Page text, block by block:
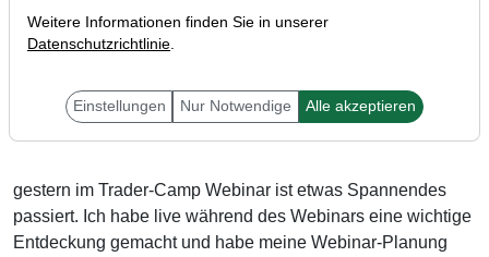
gestern im Trader-Camp Webinar ist etwas Spannendes
passiert. Ich habe live während des Webinars eine wichtige
Entdeckung gemacht und habe meine Webinar-Planung
Weitere Informationen finden Sie in unserer
Datenschutzrichtlinie.
Einstellungen Nur Notwendige Alle akzeptieren